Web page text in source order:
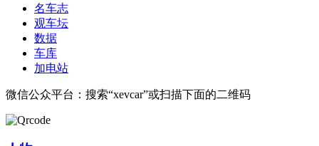
名车志
观车坛
数据
车库
加电站
微信公众平台：搜索“xevcar”或扫描下面的二维码